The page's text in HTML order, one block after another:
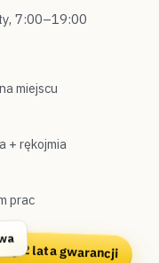
7:00–19:00
miejscu
+ rękojmia
prac
2 lata gwarancji